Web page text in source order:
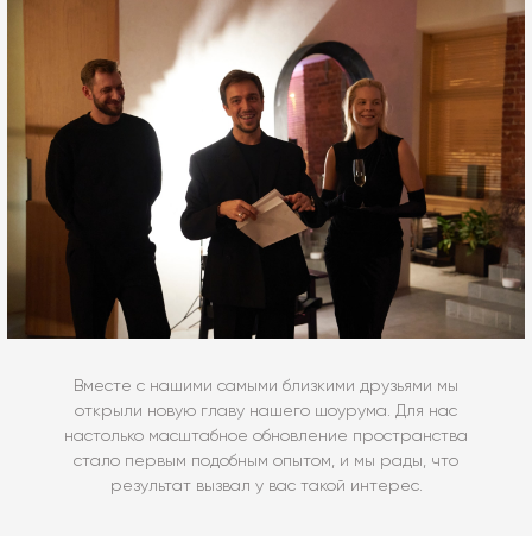
Вместе с нашими самыми близкими друзьями мы
открыли новую главу нашего шоурума. Для нас
настолько масштабное обновление пространства
стало первым подобным опытом, и мы рады, что
результат вызвал у вас такой интерес.